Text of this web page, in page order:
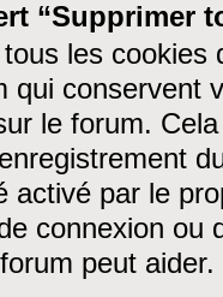
“Supprimer
tous les cookies
qui conservent
le forum.
activé par le
connexion ou
peut aider.